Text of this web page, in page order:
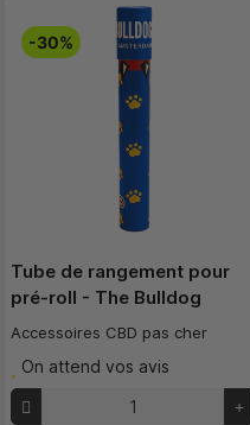
-30%
Tube de rangement pour
pré-roll - The Bulldog
Accessoires CBD pas cher
On attend vos avis